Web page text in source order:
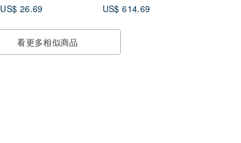
US$ 26.69
US$ 614.69
看更多相似商品